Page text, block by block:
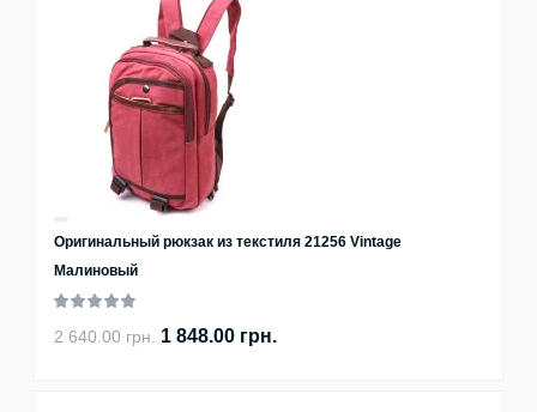
Оригинальный рюкзак из текстиля 21256 Vintage
Малиновый
2 640.00 грн. 1 848.00 грн.